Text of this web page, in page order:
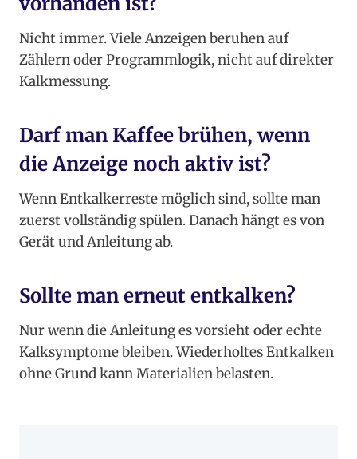
Nicht immer. Viele Anzeigen beruhen auf
Zählern oder Programmlogik, nicht auf direkter
Kalkmessung.
Darf man Kaffee brühen, wenn
die Anzeige noch aktiv ist?
Wenn Entkalkerreste möglich sind, sollte man
zuerst vollständig spülen. Danach hängt es von
Gerät und Anleitung ab.
Sollte man erneut entkalken?
Nur wenn die Anleitung es vorsieht oder echte
Kalksymptome bleiben. Wiederholtes Entkalken
ohne Grund kann Materialien belasten.